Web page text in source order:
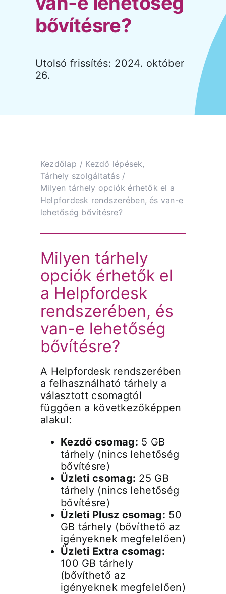
bővítésre?
Utolsó frissítés: 2024. október
26.
Kezdőlap
Kezdő lépések
Tárhely szolgáltatás
Milyen tárhely opciók érhetők el a
Helpfordesk rendszerében, és van-e
lehetőség bővítésre?
Milyen tárhely
opciók érhetők el
a Helpfordesk
rendszerében, és
van-e lehetőség
bővítésre?
A Helpfordesk rendszerében
a felhasználható tárhely a
választott csomagtól
függően a következőképpen
alakul:
Kezdő csomag: 5 GB
tárhely (nincs lehetőség
bővítésre)
Üzleti csomag: 25 GB
tárhely (nincs lehetőség
bővítésre)
Üzleti Plusz csomag: 50
GB tárhely (bővíthető az
igényeknek megfelelően)
Üzleti Extra csomag:
100 GB tárhely
(bővíthető az
igényeknek megfelelően)